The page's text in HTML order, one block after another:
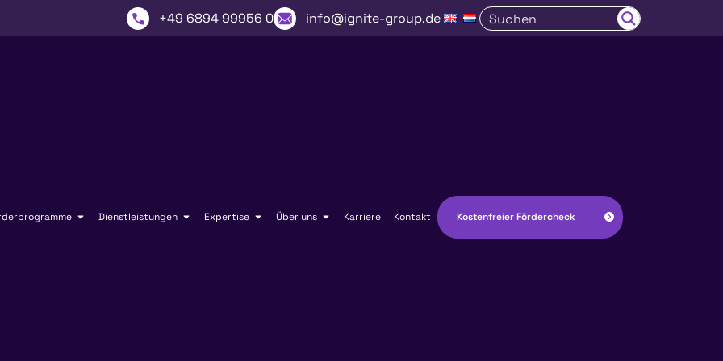
+49 6894 99956 0 info@ignite-group.de
Dienstleistungen Expertise Über uns Karriere Kontakt Kostenfreier Fördercheck